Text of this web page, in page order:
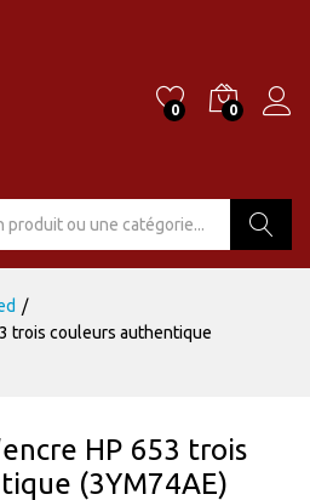
0 0
/
trois couleurs authentique
HP 653 trois
(3YM74AE)